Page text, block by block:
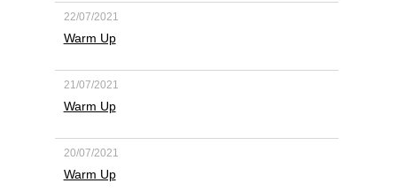
22/07/2021
Warm Up
21/07/2021
Warm Up
20/07/2021
Warm Up